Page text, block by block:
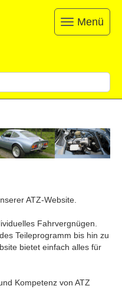
Toggle
navigation
Menü
ATZ-Website.
Fahrvergnügen.
Teileprogramm bis hin zu
bietet einfach alles für
Kompetenz von ATZ